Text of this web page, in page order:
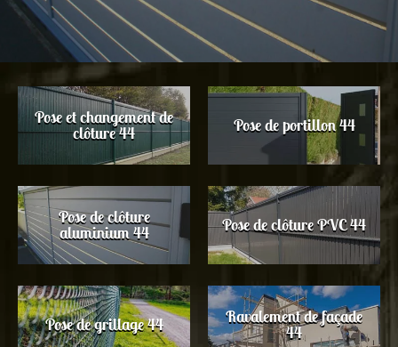
Pose et changement de
clôture 44 Pose de portillon 44
Pose de clôture
aluminium 44 Pose de clôture PVC 44
Pose de grillage 44 Ravalement de façade
44